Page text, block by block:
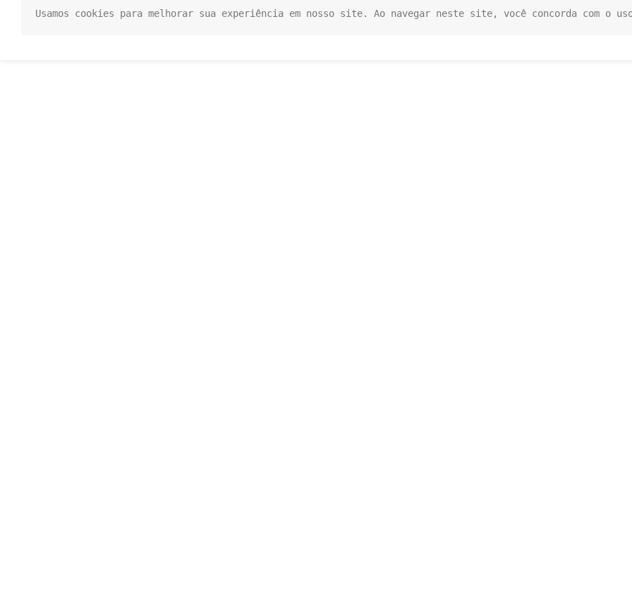
Usamos cookies para melhorar sua experiência em nosso site. Ao navegar neste site, você concorda com o